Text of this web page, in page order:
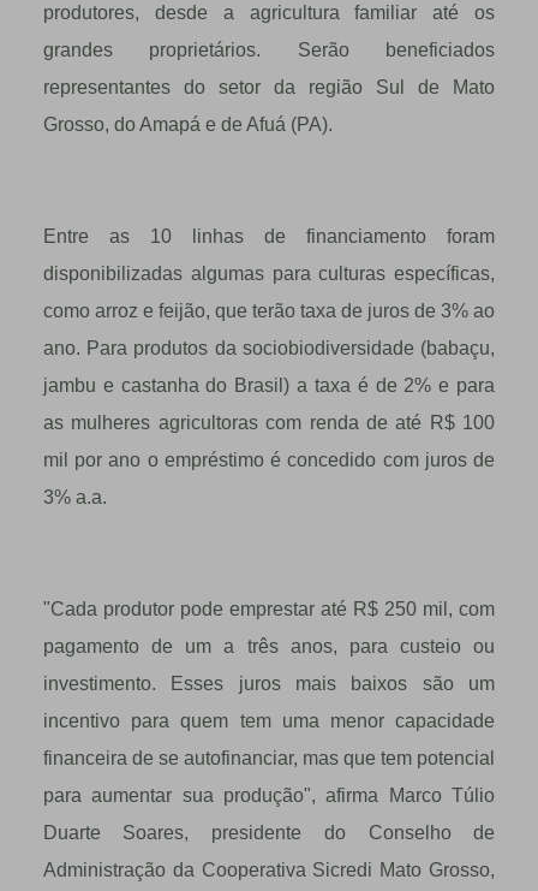
produtores, desde a agricultura familiar até os
grandes proprietários. Serão beneficiados
representantes do setor da região Sul de Mato
Grosso, do Amapá e de Afuá (PA).
Entre as 10 linhas de financiamento foram
disponibilizadas algumas para culturas específicas,
como arroz e feijão, que terão taxa de juros de 3% ao
ano. Para produtos da sociobiodiversidade (babaçu,
jambu e castanha do Brasil) a taxa é de 2% e para
as mulheres agricultoras com renda de até R$ 100
mil por ano o empréstimo é concedido com juros de
3% a.a.
"Cada produtor pode emprestar até R$ 250 mil, com
pagamento de um a três anos, para custeio ou
investimento. Esses juros mais baixos são um
incentivo para quem tem uma menor capacidade
financeira de se autofinanciar, mas que tem potencial
para aumentar sua produção", afirma Marco Túlio
Duarte Soares, presidente do Conselho de
Administração da Cooperativa Sicredi Mato Grosso,